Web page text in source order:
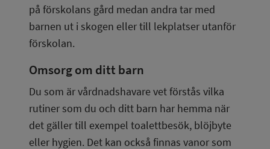
på förskolans gård medan andra tar med
barnen ut i skogen eller till lekplatser utanför
förskolan.
Omsorg om ditt barn
Du som är vårdnadshavare vet förstås vilka
rutiner som du och ditt barn har hemma när
det gäller till exempel toalettbesök, blöjbyte
eller hygien. Det kan också finnas vanor som